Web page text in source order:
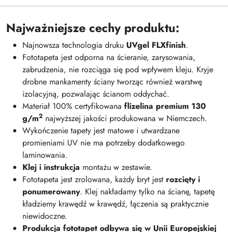
Najważniejsze cechy produktu:
Najnowsza technologia druku UVgel FLXfinish.
Fototapeta jest odporna na ścieranie, zarysowania,
zabrudzenia, nie rozciąga się pod wpływem kleju. Kryje
drobne mankamenty ściany tworząc również warstwę
izolacyjną, pozwalając ścianom oddychać.
Materiał 100% certyfikowana flizelina premium 130
g/m2 najwyższej jakości produkowana w Niemczech.
Wykończenie tapety jest matowe i utwardzane
promieniami UV nie ma potrzeby dodatkowego
laminowania.
Klej i instrukcja montażu w zestawie.
Fototapeta jest zrolowana, każdy bryt jest rozcięty i
ponumerowany. Klej nakładamy tylko na ścianę, tapetę
kładziemy krawędź w krawędź, łączenia są praktycznie
niewidoczne.
Produkcja fototapet odbywa się w Unii Europejskiej